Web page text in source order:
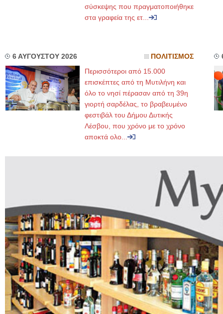
σύσκεψης που πραγματοποιήθηκε
στα γραφεία της ετ...
6 ΑΥΓΟΥΣΤΟΥ 2026 ΠΟΛΙΤΙΣΜΟΣ
Περισσότεροι από 15.000
επισκέπτες από τη Μυτιλήνη και
όλο το νησί πέρασαν από τη 39η
γιορτή σαρδέλας, το βραβευμένο
φεστιβάλ του Δήμου Δυτικής
Λέσβου, που χρόνο με το χρόνο
αποκτά ολο...